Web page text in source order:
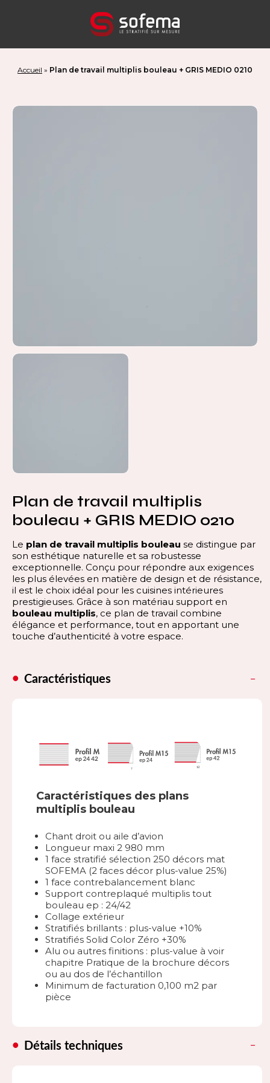
Accueil » Plan de travail multiplis bouleau + GRIS MEDIO 0210
Plan de travail multiplis
bouleau + GRIS MEDIO 0210
Le plan de travail multiplis bouleau se distingue par
son esthétique naturelle et sa robustesse
exceptionnelle. Conçu pour répondre aux exigences
les plus élevées en matière de design et de résistance,
il est le choix idéal pour les cuisines intérieures
prestigieuses. Grâce à son matériau support en
bouleau multiplis, ce plan de travail combine
élégance et performance, tout en apportant une
touche d’authenticité à votre espace.
Caractéristiques
Caractéristiques des plans
multiplis bouleau
Chant droit ou aile d’avion
Longueur maxi 2 980 mm
1 face stratifié sélection 250 décors mat
SOFEMA (2 faces décor plus-value 25%)
1 face contrebalancement blanc
Support contreplaqué multiplis tout
bouleau ep : 24/42
Collage extérieur
Stratifiés brillants : plus-value +10%
Stratifiés Solid Color Zéro +30%
Alu ou autres finitions : plus-value à voir
chapitre Pratique de la brochure décors
ou au dos de l’échantillon
Minimum de facturation 0,100 m2 par
pièce
Détails techniques